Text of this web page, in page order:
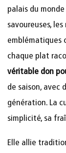
palais du
savoureuses,
emblématiques
chaque plat
véritable don
de saison, avec
génération. La
simplicité, sa
Elle allie